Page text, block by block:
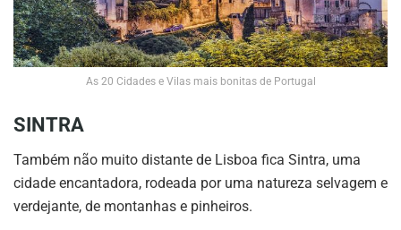
As 20 Cidades e Vilas mais bonitas de Portugal
SINTRA
Também não muito distante de Lisboa fica Sintra, uma
cidade encantadora, rodeada por uma natureza selvagem e
verdejante, de montanhas e pinheiros.